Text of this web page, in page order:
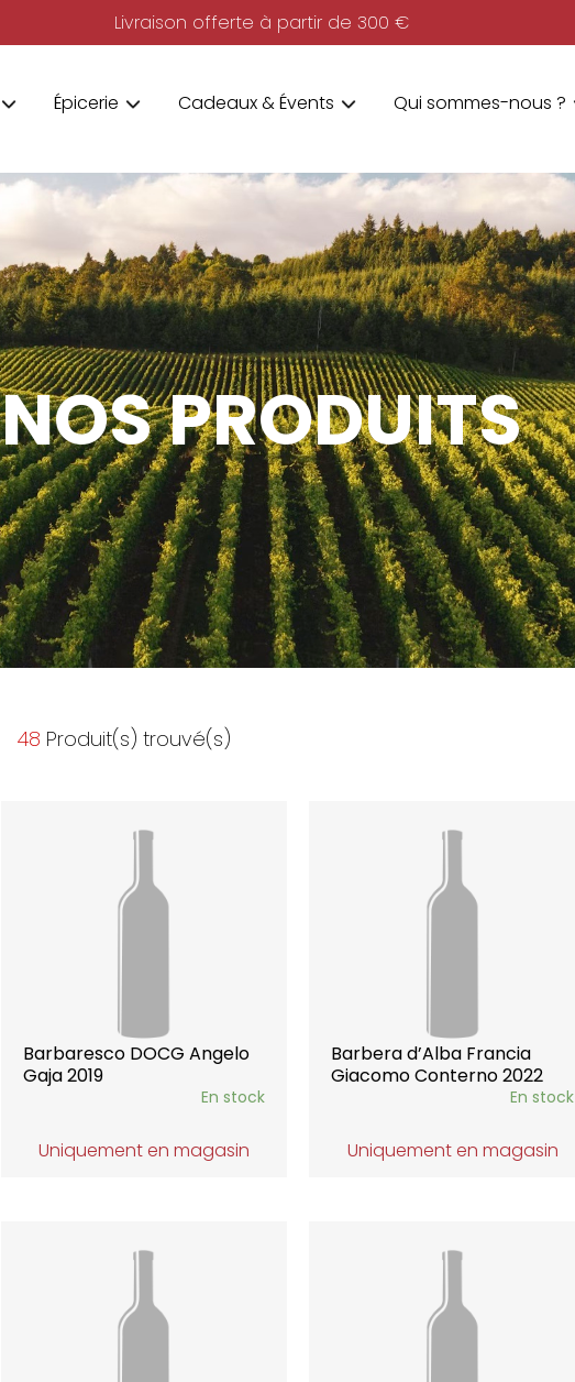
Livraison offerte à partir de 300 €
Épicerie Cadeaux & Évents Qui sommes-nous ?
NOS PRODUITS
48 Produit(s) trouvé(s)
Barbaresco DOCG Angelo
Gaja 2019
En stock
Uniquement en magasin
Barbera d’Alba Francia
Giacomo Conterno 2022
En stock
Uniquement en magasin